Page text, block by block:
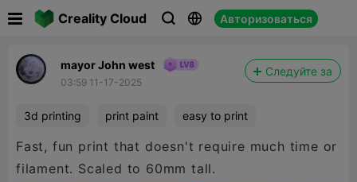
Creality Cloud   Авторизоваться
mayor John west
03:59 11-17-2025
Следуйте за
3d printing print paint easy to print
Fast, fun print that doesn't require much time or
filament. Scaled to 60mm tall.